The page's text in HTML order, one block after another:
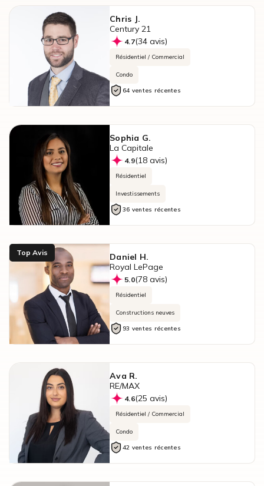
Chris J.
Century 21
4.7(34 avis)
Résidentiel / Commercial
Condo
64 ventes récentes
Sophia G.
La Capitale
4.9(18 avis)
Résidentiel
Investissements
36 ventes récentes
Daniel H.
Royal LePage
5.0(78 avis)
Résidentiel
Constructions neuves
93 ventes récentes
Top Avis
Ava R.
RE/MAX
4.6(25 avis)
Résidentiel / Commercial
Condo
42 ventes récentes